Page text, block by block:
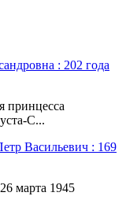
: 202 года
принцесса
С...
Васильевич : 169
марта 1945